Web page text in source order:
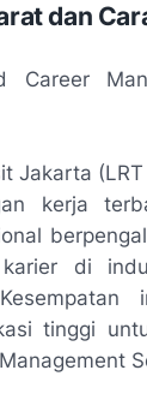
dan
Career
Jakarta
kerja
karier di
tinggi